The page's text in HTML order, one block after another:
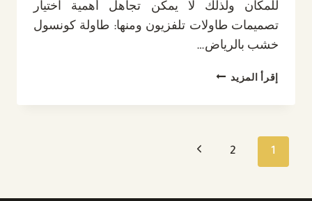
للمكان ولذلك لا يمكن تجاهل أهمية اختيار
تصميمات طاولات تلفزيون ومنها: طاولة كونسول
خشب بالرياض…
إقرأ المزيد ديكور
الرياض
0532889551
تنقل
1
2 الصفحة